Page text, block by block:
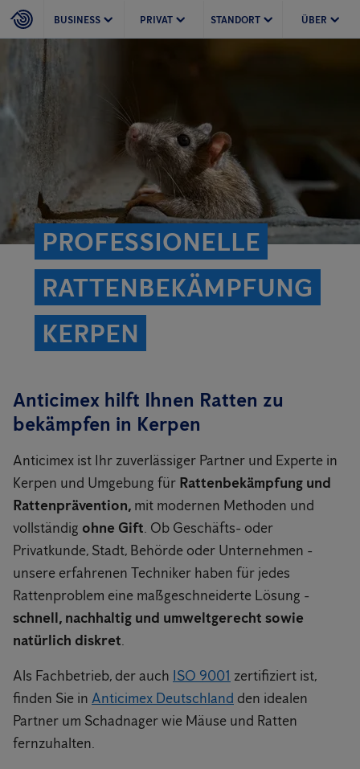
BUSINESS PRIVAT STANDORT ÜBER
PROFESSIONELLE
RATTEN­BEKÄMPFUNG
KERPEN
Anticimex hilft Ihnen Ratten zu
bekämpfen in Kerpen
Anticimex ist Ihr zuverlässiger Partner und Experte in
Kerpen und Umgebung für Rattenbekämpfung und
Rattenprävention, mit modernen Methoden und
vollständig ohne Gift. Ob Geschäfts- oder
Privatkunde, Stadt, Behörde oder Unternehmen -
unsere erfahrenen Techniker haben für jedes
Rattenproblem eine maßgeschneiderte Lösung -
schnell, nachhaltig und umweltgerecht sowie
natürlich diskret.
Als Fachbetrieb, der auch ISO 9001 zertifiziert ist,
finden Sie in Anticimex Deutschland den idealen
Partner um Schadnager wie Mäuse und Ratten
fernzuhalten.